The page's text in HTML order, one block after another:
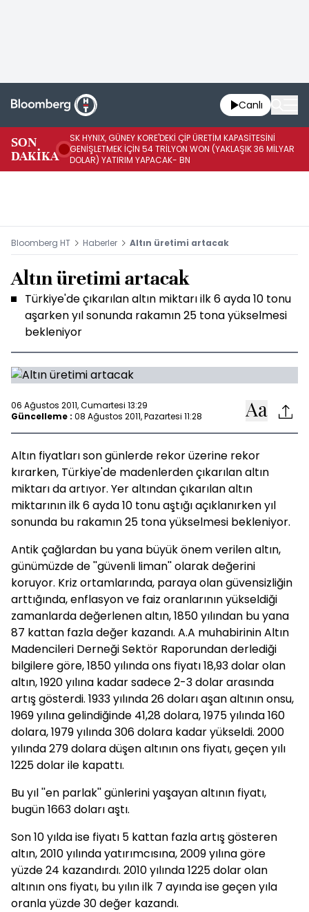
Canlı
SON
DAKİKA
SK HYNIX, GÜNEY KORE'DEKİ ÇİP ÜRETİM KAPASİTESİNİ
GENİŞLETMEK İÇİN 54 TRİLYON WON (YAKLAŞIK 36 MİLYAR
DOLAR) YATIRIM YAPACAK- BN
Bloomberg HT Haberler Altın üretimi artacak
Altın üretimi artacak
Türkiye'de çıkarılan altın miktarı ilk 6 ayda 10 tonu
aşarken yıl sonunda rakamın 25 tona yükselmesi
bekleniyor
06 Ağustos 2011, Cumartesi 13:29
Güncelleme : 08 Ağustos 2011, Pazartesi 11:28
Altın fiyatları son günlerde rekor üzerine rekor
kırarken, Türkiye'de madenlerden çıkarılan altın
miktarı da artıyor. Yer altından çıkarılan altın
miktarının ilk 6 ayda 10 tonu aştığı açıklanırken yıl
sonunda bu rakamın 25 tona yükselmesi bekleniyor.
Antik çağlardan bu yana büyük önem verilen altın,
günümüzde de ''güvenli liman'' olarak değerini
koruyor. Kriz ortamlarında, paraya olan güvensizliğin
arttığında, enflasyon ve faiz oranlarının yükseldiği
zamanlarda değerlenen altın, 1850 yılından bu yana
87 kattan fazla değer kazandı. A.A muhabirinin Altın
Madencileri Derneği Sektör Raporundan derlediği
bilgilere göre, 1850 yılında ons fiyatı 18,93 dolar olan
altın, 1920 yılına kadar sadece 2-3 dolar arasında
artış gösterdi. 1933 yılında 26 doları aşan altının onsu,
1969 yılına gelindiğinde 41,28 dolara, 1975 yılında 160
dolara, 1979 yılında 306 dolara kadar yükseldi. 2000
yılında 279 dolara düşen altının ons fiyatı, geçen yılı
1225 dolar ile kapattı.
Bu yıl ''en parlak'' günlerini yaşayan altının fiyatı,
bugün 1663 doları aştı.
Son 10 yılda ise fiyatı 5 kattan fazla artış gösteren
altın, 2010 yılında yatırımcısına, 2009 yılına göre
yüzde 24 kazandırdı. 2010 yılında 1225 dolar olan
altının ons fiyatı, bu yılın ilk 7 ayında ise geçen yıla
oranla yüzde 30 değer kazandı.